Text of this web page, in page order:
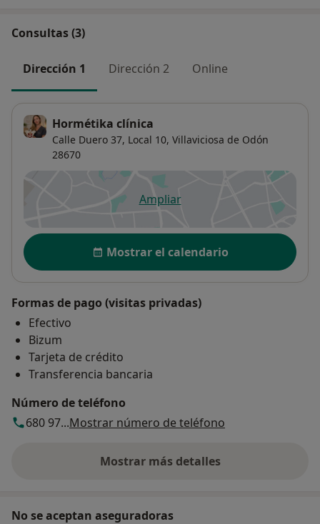
Consultas (3)
Dirección 1 Dirección 2 Online
Hormétika clínica
Calle Duero 37, Local 10, Villaviciosa de Odón
28670
Ampliarse abre en una nueva
Disponibilidad
Mostrar el calendario
Formas de pago (visitas privadas)
Efectivo
Bizum
Tarjeta de crédito
Transferencia bancaria
Número de teléfono
680 97...Mostrar número de teléfono
Mostrar más detalles
sobre la dirección
No se aceptan aseguradoras